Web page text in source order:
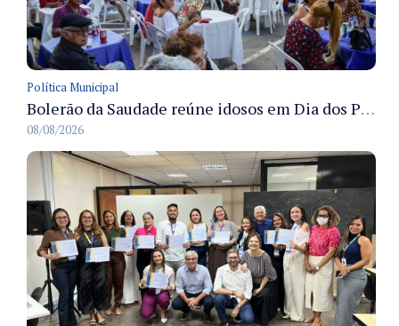
Política Municipal
Bolerão da Saudade reúne idosos em Dia dos Pais promovido pela Fundação Dr. Thomas em Manaus
08/08/2026